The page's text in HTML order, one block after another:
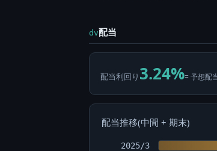
dv配当
配当利回り 3.24%= 予想配
配当推移(中間 + 期末)
2025/3